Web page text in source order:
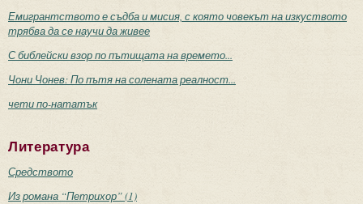
Емигрантството е съдба и мисия, с която човекът на изкуството
трябва да се научи да живее
С библейски взор по пътищата на времето...
Чони Чонев: По пътя на солената реалност...
чети по-нататък
Литература
Средството
Из романа “Петрихор” (1)